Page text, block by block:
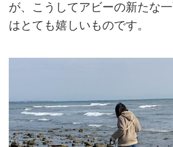
が、こうしてアビーの新たな
はとても嬉しいものです。